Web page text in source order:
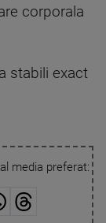
corporala
stabili exact
media preferat: